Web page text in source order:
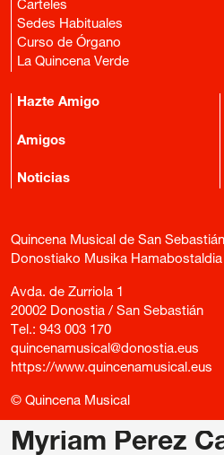
Myriam Perez
Carteles
Sedes Habituales
Curso de Órgano
La Quincena Verde
Hazte Amigo
Amigos
Noticias
Quincena Musical de San Sebastián
Donostiako Musika Hamabostaldia
Avda. de Zurriola 1
20002 Donostia / San Sebastián
Tel.: 943 003 170
quincenamusical@donostia.eus
https://www.quincenamusical.eus
© Quincena Musical
/ Política de privacidad /